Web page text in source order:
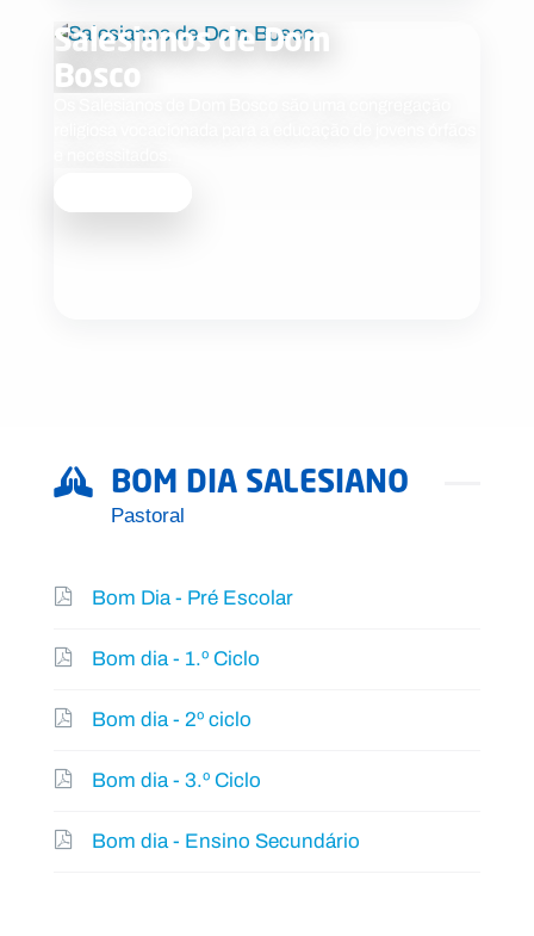
Salesianos de Dom
Bosco
BOM DIA SALESIANO
Pastoral
Bom Dia - Pré Escolar
Bom dia - 1.º Ciclo
Bom dia - 2º ciclo
Bom dia - 3.º Ciclo
Bom dia - Ensino Secundário